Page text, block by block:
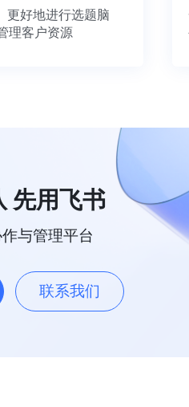
更好地进行选题脑
理客户资源
先用飞书
与管理平台
联系我们